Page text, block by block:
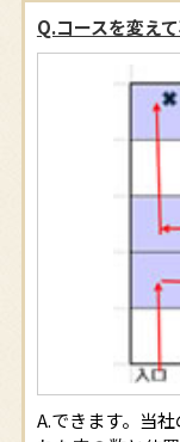
Q.コースを変え
できます。当